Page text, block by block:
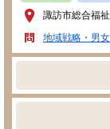
諏訪市総合福
地域戦略・男